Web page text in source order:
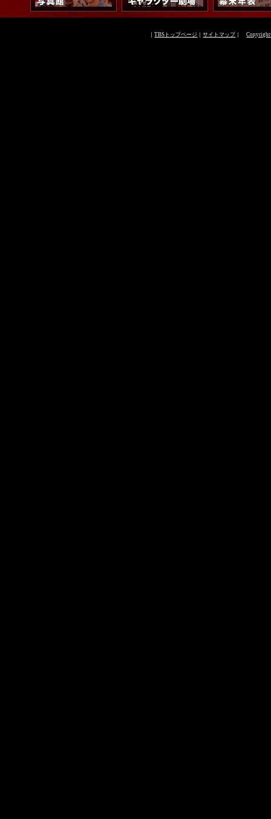
｜TBSトップページ ｜サイトマップ｜ Copyright